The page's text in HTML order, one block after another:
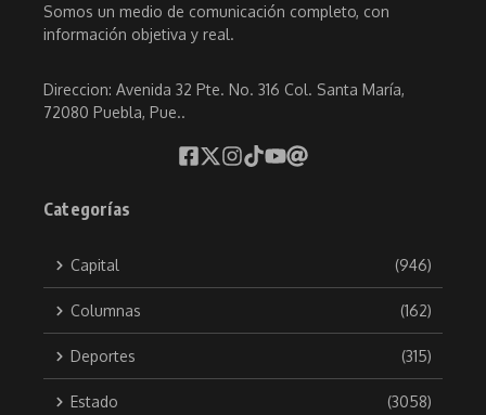
Somos un medio de comunicación completo, con
información objetiva y real.
Direccion: Avenida 32 Pte. No. 316 Col. Santa María,
72080 Puebla, Pue..
Categorías
Capital (946)
Columnas (162)
Deportes (315)
Estado (3058)